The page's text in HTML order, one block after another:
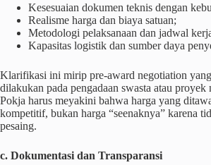
Kesesuaian dokumen teknis dengan
Realisme harga dan biaya satuan;
Metodologi pelaksanaan dan jadwal
Kapasitas logistik dan sumber daya
Klarifikasi ini mirip pre-award negotiation
dilakukan pada pengadaan swasta atau proyek
Pokja harus meyakini bahwa harga yang
kompetitif, bukan harga “seenaknya” karena
pesaing.
c. Dokumentasi dan Transparansi